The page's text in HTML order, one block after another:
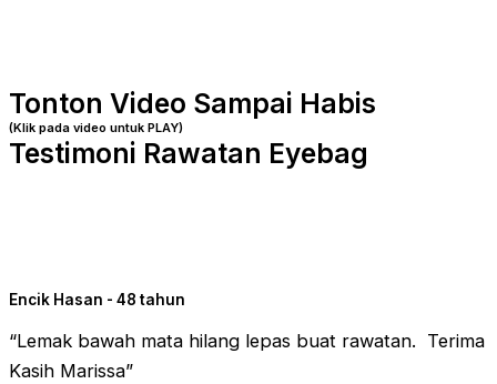
Tonton Video Sampai Habis
(Klik pada video untuk PLAY)
Testimoni Rawatan Eyebag
Encik Hasan - 48 tahun
“Lemak bawah mata hilang lepas buat rawatan. Terima
Kasih Marissa”